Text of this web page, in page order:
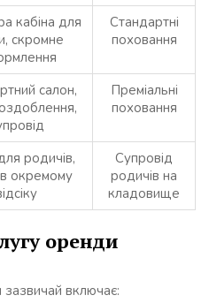
кабіна для
скромне
Стандартні
поховання
салон,
Преміальні
поховання
родичів,
окремому
Супровід
родичів на
кладовище
оренди
включає: